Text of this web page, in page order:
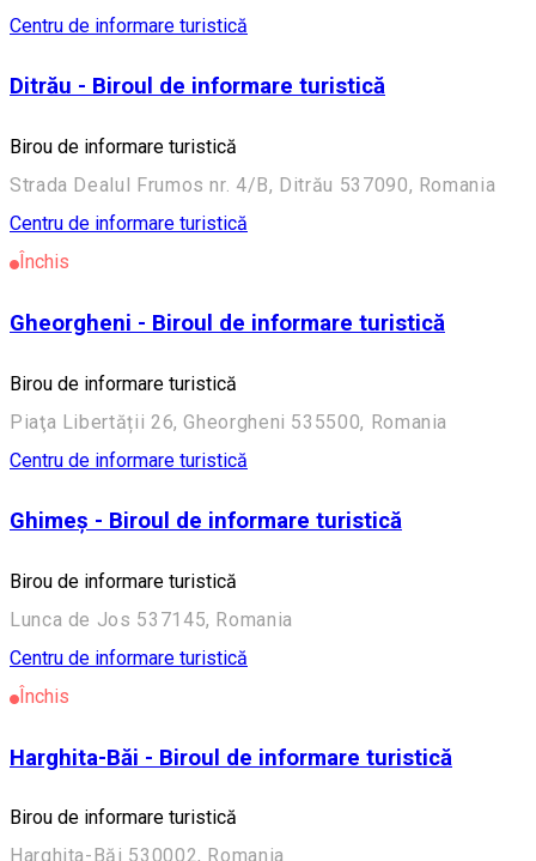
Centru de informare turistică
Ditrău - Biroul de informare turistică
Birou de informare turistică
Strada Dealul Frumos nr. 4/B, Ditrău 537090, Romania
Centru de informare turistică
Închis
Gheorgheni - Biroul de informare turistică
Birou de informare turistică
Piaţa Libertății 26, Gheorgheni 535500, Romania
Centru de informare turistică
Ghimeş - Biroul de informare turistică
Birou de informare turistică
Lunca de Jos 537145, Romania
Centru de informare turistică
Închis
Harghita-Băi - Biroul de informare turistică
Birou de informare turistică
Harghita-Băi 530002, Romania